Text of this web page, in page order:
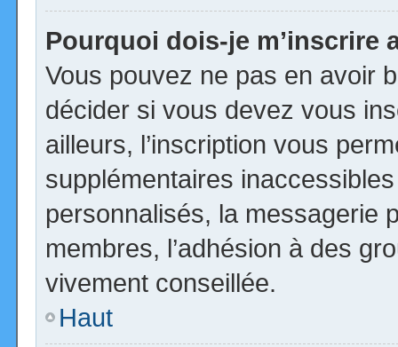
Pourquoi dois-je m’inscrire
Vous pouvez ne pas en avoir
décider si vous devez vous
ailleurs, l’inscription vous
supplémentaires
personnalisés, la messagerie
membres, l’adhésion à des
vivement conseillée.
Haut